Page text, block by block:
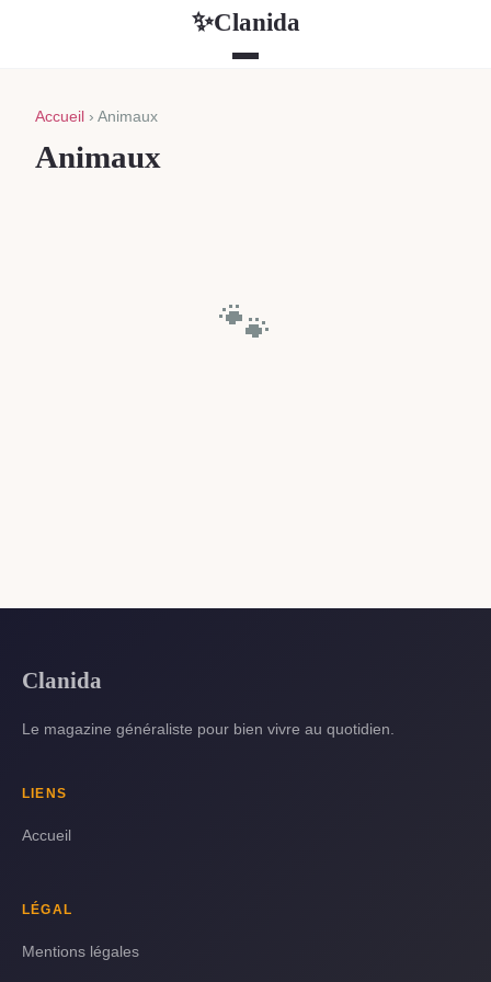
✨Clanida
Accueil › Animaux
Animaux
🐾
Clanida
Le magazine généraliste pour bien vivre au quotidien.
LIENS
Accueil
LÉGAL
Mentions légales